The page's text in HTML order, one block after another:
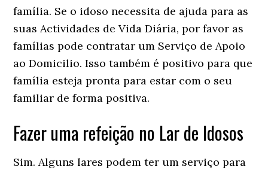
família. Se o idoso necessita de ajuda para as
suas Actividades de Vida Diária, por favor as
famílias pode contratar um Serviço de Apoio
ao Domicilio. Isso também é positivo para que
família esteja pronta para estar com o seu
familiar de forma positiva.
Fazer uma refeição no Lar de Idosos
Sim. Alguns lares podem ter um serviço para